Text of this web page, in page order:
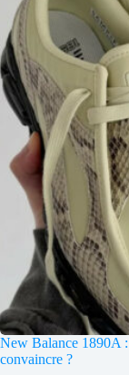
New Balance 1890A
convaincre ?